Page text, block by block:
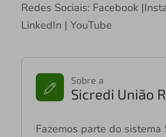
Redes Sociais: Facebook
LinkedIn | YouTube
Sobre a
Sicredi União
Fazemos parte do sistema